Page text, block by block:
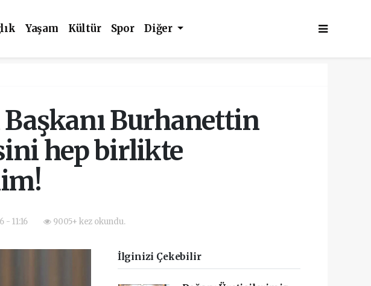
Yaşam Kültür Spor Diğer
Burhanettin
hep birlikte
- 11:16 9005+ kez okundu.
İlginizi Çekebilir